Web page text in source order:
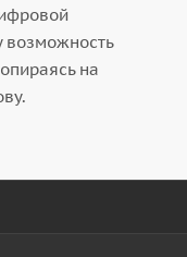
возможность
на